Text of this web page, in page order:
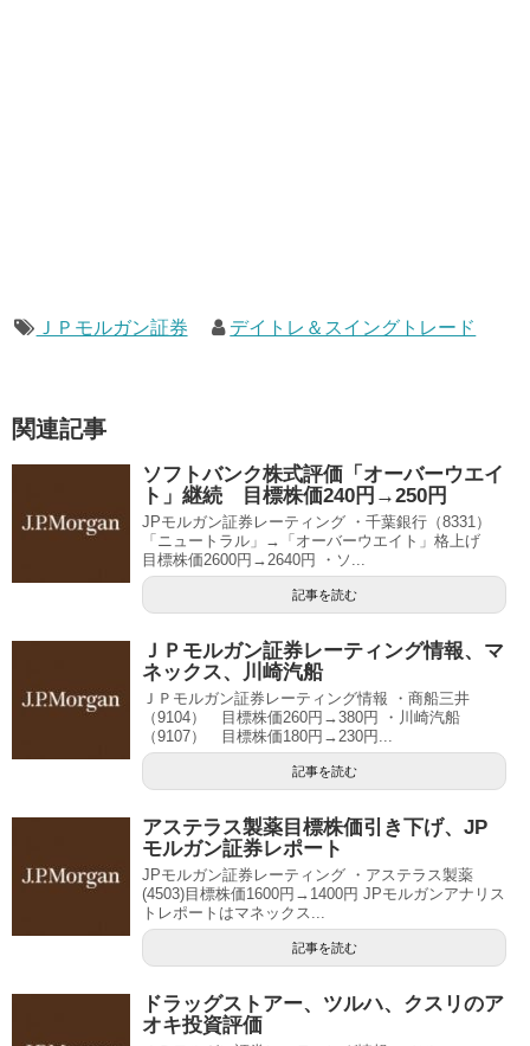
ＪＰモルガン証券 デイトレ＆スイングトレード
関連記事
ソフトバンク株式評価「オーバーウエイ
ト」継続 目標株価240円→250円
JPモルガン証券レーティング ・千葉銀行（8331）
「ニュートラル」→「オーバーウエイト」格上げ
目標株価2600円→2640円 ・ソ...
記事を読む
ＪＰモルガン証券レーティング情報、マ
ネックス、川崎汽船
ＪＰモルガン証券レーティング情報 ・商船三井
（9104） 目標株価260円→380円 ・川崎汽船
（9107） 目標株価180円→230円...
記事を読む
アステラス製薬目標株価引き下げ、JP
モルガン証券レポート
JPモルガン証券レーティング ・アステラス製薬
(4503)目標株価1600円→1400円 JPモルガンアナリス
トレポートはマネックス...
記事を読む
ドラッグストアー、ツルハ、クスリのア
オキ投資評価